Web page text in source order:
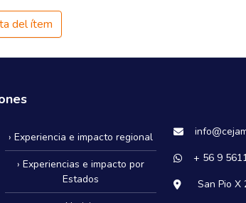
del ítem
› Experiencia e impacto regional
› Experiencias e impacto por
Estados
+ 56 9
San Pio X